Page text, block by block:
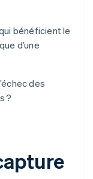
bénéficient le
d’une
des
?